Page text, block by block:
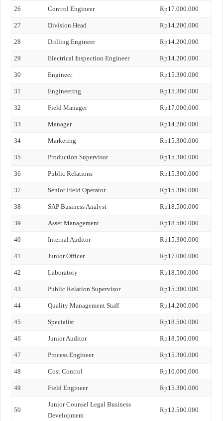
26 Control Engineer Rp17.000.000
27 Division Head Rp14.200.000
28 Drilling Engineer Rp14.200.000
29 Electrical Inspection Engineer Rp14.200.000
30 Engineer Rp15.300.000
31 Engineering Rp15.300.000
32 Field Manager Rp17.000.000
33 Manager Rp14.200.000
34 Marketing Rp15.300.000
35 Production Supervisor Rp15.300.000
36 Public Relations Rp15.300.000
37 Senior Field Operator Rp15.300.000
38 SAP Business Analyst Rp18.500.000
39 Asset Management Rp18.500.000
40 Internal Auditor Rp15.300.000
41 Junior Officer Rp17.000.000
42 Laboratory Rp18.500.000
43 Public Relation Supervisor Rp15.300.000
44 Quality Management Staff Rp14.200.000
45 Specialist Rp18.500.000
46 Junior Auditor Rp18.500.000
47 Process Engineer Rp15.300.000
48 Cost Control Rp10.000.000
49 Field Engineer Rp15.300.000
50
Junior Counsel Legal Business
Development
Rp12.500.000